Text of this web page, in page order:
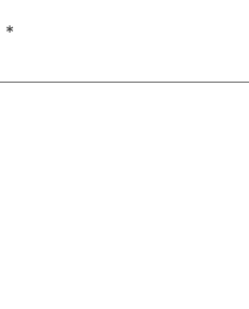
*